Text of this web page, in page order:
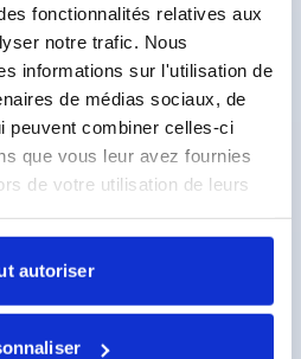
fonctionnalités relatives aux
notre trafic. Nous
informations sur l'utilisation de
de médias sociaux, de
peuvent combiner celles-ci
que vous leur avez fournies
de votre utilisation de leurs
autoriser
dans nos
écoute.